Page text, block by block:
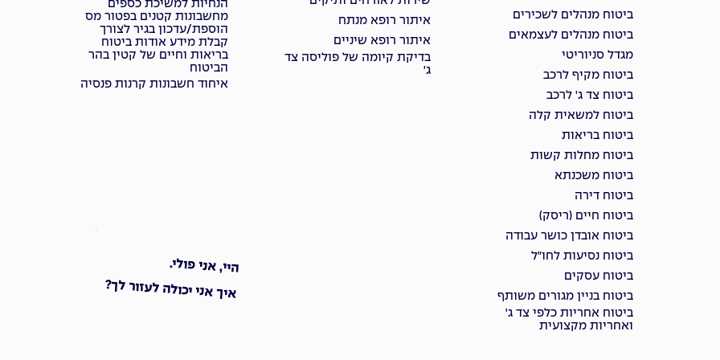
ביטוח מנהלים לשכירים
ביטוח מנהלים לעצמאים
מגדל סניוריטי
ביטוח מקיף לרכב
ביטוח צד ג' לרכב
ביטוח למשאית קלה
ביטוח בריאות
ביטוח מחלות קשות
ביטוח משכנתא
ביטוח דירה
ביטוח חיים (ריסק)
ביטוח אובדן כושר עבודה
ביטוח נסיעות לחו"ל
ביטוח עסקים
ביטוח בניין מגורים משותף
ביטוח אחריות כלפי צד ג'
ואחריות מקצועית
איתור רופא מנתח
איתור רופא שיניים
בדיקת קיומה של פוליסה צד
ג'
הנחיות למשיכת כספים
מחשבונות קטנים בפטור מס
הוספת/עדכון בגיר לצורך
קבלת מידע אודות ביטוח
בריאות וחיים של קטין בהר
הביטוח
איחוד חשבונות קרנות פנסיה
היי, אני פולי.
איך אני יכולה לעזור לך?